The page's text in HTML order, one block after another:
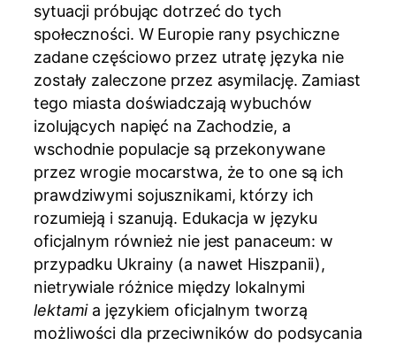
sytuacji próbując dotrzeć do tych
społeczności. W Europie rany psychiczne
zadane częściowo przez utratę języka nie
zostały zaleczone przez asymilację. Zamiast
tego miasta doświadczają wybuchów
izolujących napięć na Zachodzie, a
wschodnie populacje są przekonywane
przez wrogie mocarstwa, że to one są ich
prawdziwymi sojusznikami, którzy ich
rozumieją i szanują. Edukacja w języku
oficjalnym również nie jest panaceum: w
przypadku Ukrainy (a nawet Hiszpanii),
nietrywiale różnice między lokalnymi
lektamia językiem oficjalnym tworzą
możliwości dla przeciwników do podsycania